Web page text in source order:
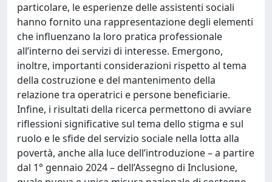
particolare, le esperienze delle assistenti sociali
hanno fornito una rappresentazione degli elementi
che influenzano la loro pratica professionale
all’interno dei servizi di interesse. Emergono,
inoltre, importanti considerazioni rispetto al tema
della costruzione e del mantenimento della
relazione tra operatrici e persone beneficiarie.
Infine, i risultati della ricerca permettono di avviare
riflessioni significative sul tema dello stigma e sul
ruolo e le sfide del servizio sociale nella lotta alla
povertà, anche alla luce dell’introduzione – a partire
dal 1° gennaio 2024 – dell’Assegno di Inclusione,